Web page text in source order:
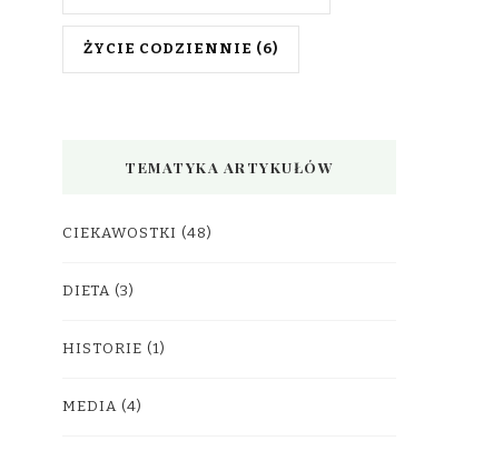
ŻYCIE CODZIENNIE (6)
TEMATYKA ARTYKUŁÓW
CIEKAWOSTKI (48)
DIETA (3)
HISTORIE (1)
MEDIA (4)